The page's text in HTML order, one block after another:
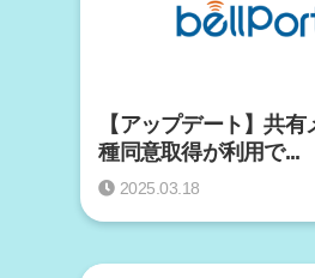
【アップデート】共
種同意取得が利用で...
2025.03.18